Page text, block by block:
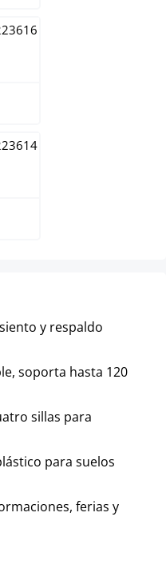
y respaldo
soporta hasta 120
sillas para
para suelos
ferias y